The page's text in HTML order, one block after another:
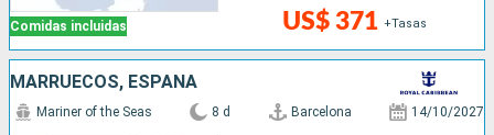
Comidas incluidas US$ 371 +Tasas
MARRUECOS, ESPAÑA
Mariner of the Seas 8 d Barcelona 14/10/2027